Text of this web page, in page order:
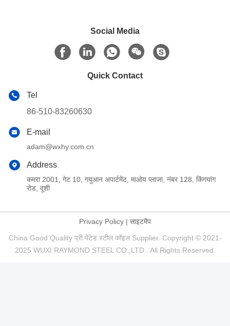
Social Media
Quick Contact
Tel
86-510-83260630
E-mail
adam@wxhy.com.cn
Address
कमरा 2001, गेट 10, गयुआन अपार्टमेंट, माओय प्लाजा, नंबर 128, किंगयांग
रोड, वूशी
Privacy Policy | साइटमैप
China Good Quality प्री पेंटेड स्टील कॉइल Supplier. Copyright © 2021-
2025 WUXI RAYMOND STEEL CO.,LTD . All Rights Reserved.